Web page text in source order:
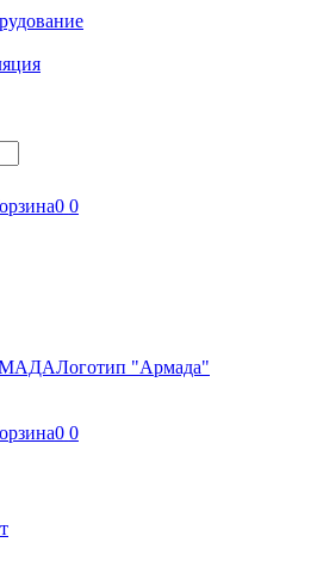
0 0
Логотип "Армада"
0 0